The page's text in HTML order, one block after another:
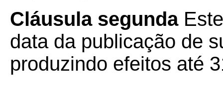
Cláusula segunda
data da publicação de
produzindo efeitos até